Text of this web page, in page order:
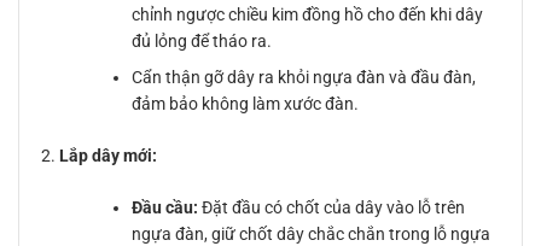
chỉnh ngược chiều kim đồng hồ cho đến khi dây
đủ lỏng để tháo ra.
Cẩn thận gỡ dây ra khỏi ngựa đàn và đầu đàn,
đảm bảo không làm xước đàn.
Lắp dây mới:
Đầu cầu: Đặt đầu có chốt của dây vào lỗ trên
ngựa đàn, giữ chốt dây chắc chắn trong lỗ ngựa